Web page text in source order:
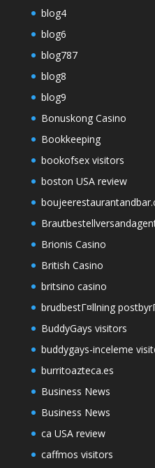
blog4
blog6
blog787
blog8
blog9
Bonuskong Casino
Bookkeeping
bookofsex visitors
boston USA review
Brionis Casino
British Casino
britsino casino
brudbestГ¤llning
BuddyGays visitors
buddygays-inceleme
burritoazteca.es
Business News
Business News
ca USA review
caffmos visitors